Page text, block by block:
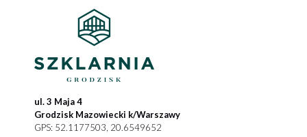
ul. 3 Maja 4
Grodzisk Mazowiecki k/Warszawy
GPS: 52.1177503, 20.6549652